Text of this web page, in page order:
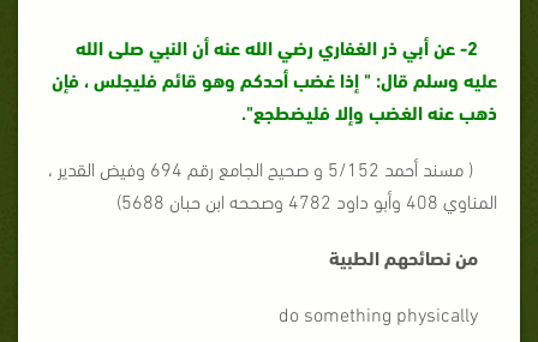
2- عن أبي ذر الغفاري رضي الله عنه أن النبي صلى الله
عليه وسلم قال: " إذا غضب أحدكم وهو قائم فليجلس ، فإن
ذهب عنه الغضب وإلا فليضطجع".
( مسند أحمد 5/152 و صحيح الجامع رقم 694 وفيض القدير ،
المناوي 408 وأبو داود 4782 وصححه ابن حبان 5688)
من نصائحهم الطبية
do something physically